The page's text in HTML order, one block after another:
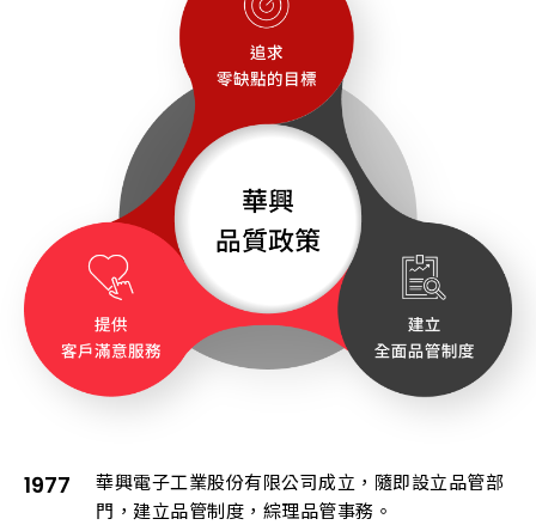
GREEN LEDTECH
MIT 台灣製造
1977
華興電子工業股份有限公司成立，隨即設立品管部
門，建立品管制度，綜理品管事務。